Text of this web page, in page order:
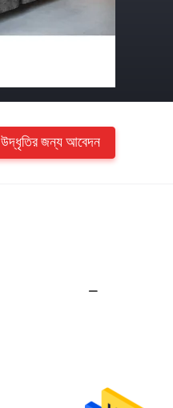
উদ্ধৃতির জন্য আবেদন